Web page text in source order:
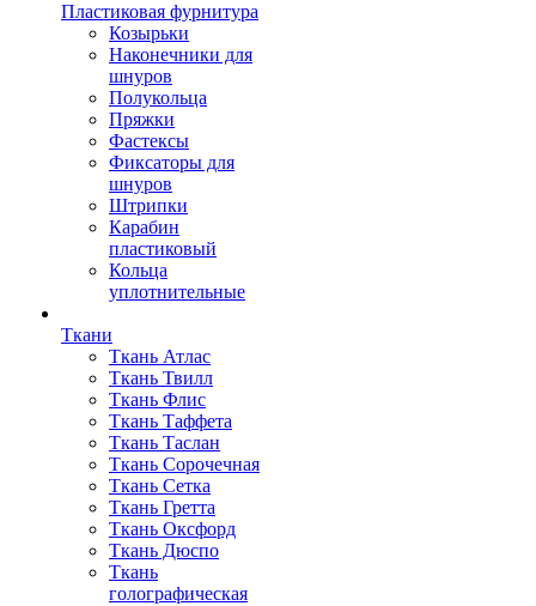
Пластиковая фурнитура
Козырьки
Наконечники для
шнуров
Полукольца
Пряжки
Фастексы
Фиксаторы для
шнуров
Штрипки
Карабин
пластиковый
Кольца
уплотнительные
Ткани
Ткань Атлас
Ткань Твилл
Ткань Флис
Ткань Таффета
Ткань Таслан
Ткань Сорочечная
Ткань Сетка
Ткань Гретта
Ткань Оксфорд
Ткань Дюспо
Ткань
голографическая